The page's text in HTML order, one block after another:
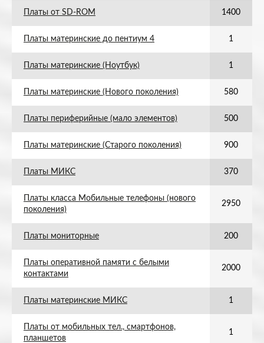
Платы от SD-ROM 1400
Платы материнские до пентиум 4 1
Платы материнские (Ноутбук) 1
Платы материнские (Нового поколения) 580
Платы периферийные (мало элементов) 500
Платы материнские (Старого поколения) 900
Платы МИКС 370
Платы класса Мобильные телефоны (нового
поколения)
2950
Платы мониторные 200
Платы оперативной памяти с белыми
контактами
2000
Платы материнские МИКС 1
Платы от мобильных тел., смартфонов,
планшетов
1